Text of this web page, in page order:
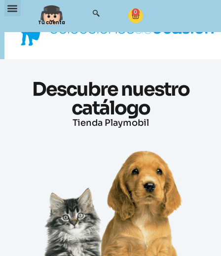
Tu cuenta
0
Descubre nuestro
catálogo
Tienda Playmobil